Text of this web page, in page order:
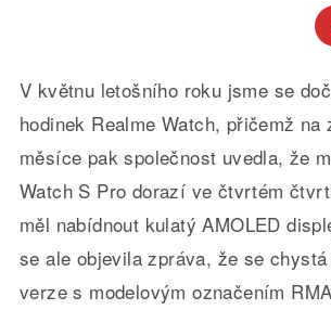
V květnu letošního roku jsme se
hodinek Realme Watch, přičemž na
měsíce pak společnost uvedla, že
Watch S Pro dorazí ve čtvrtém
měl nabídnout kulatý AMOLED
se ale objevila zpráva, že se
verze s modelovým označením